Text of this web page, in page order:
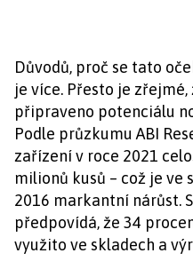
Důvodů, proč se tato
je více. Přesto je
připraveno potenciálu
Podle průzkumu ABI
zařízení v roce 2021
milionů kusů – což je ve
2016 markantní nárůst.
předpovídá, že 34
využito ve skladech a